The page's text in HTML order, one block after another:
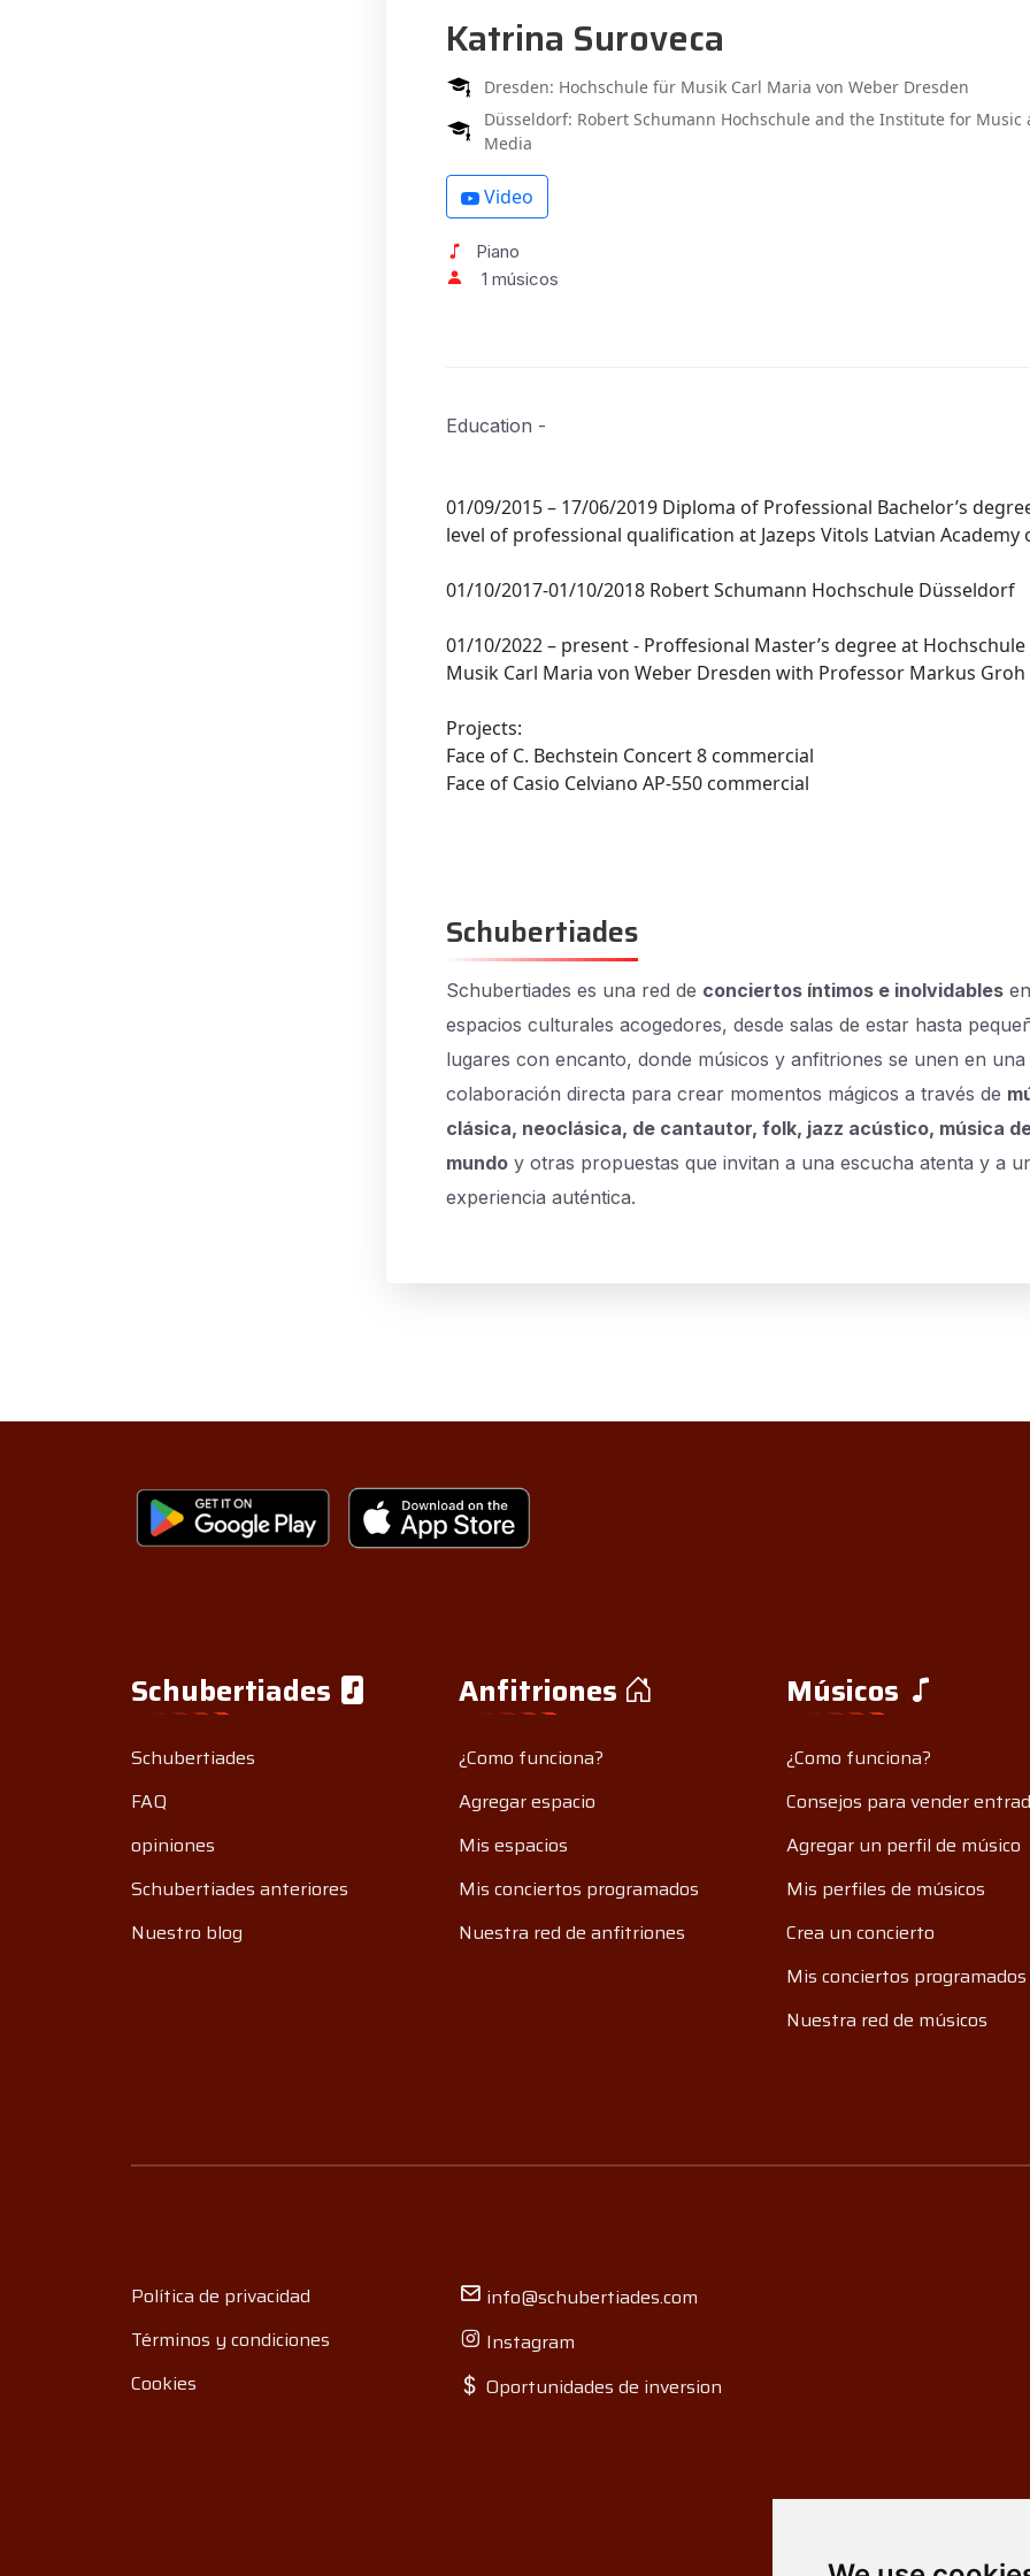
Katrina Suroveca
Dresden: Hochschule für Musik Carl Maria von Weber Dresden
Düsseldorf: Robert Schumann Hochschule and the Institute for Music
Media
Video
Piano
1 músicos
Education -
01/09/2015 – 17/06/2019 Diploma of Professional Bachelor’s
level of professional qualification at Jazeps Vitols Latvian Academy
01/10/2017-01/10/2018 Robert Schumann Hochschule Düsseldorf
01/10/2022 – present - Proffesional Master’s degree at
Musik Carl Maria von Weber Dresden with Professor Markus Groh
Projects:
Face of C. Bechstein Concert 8 commercial
Face of Casio Celviano AP-550 commercial
Schubertiades
Schubertiades es una red de conciertos íntimos e inolvidables en
espacios culturales acogedores, desde salas de estar hasta
lugares con encanto, donde músicos y anfitriones se unen en una
colaboración directa para crear momentos mágicos a través de
clásica, neoclásica, de cantautor, folk, jazz acústico, música
mundo y otras propuestas que invitan a una escucha atenta y a
experiencia auténtica.
Schubertiades
Schubertiades
FAQ
opiniones
Schubertiades anteriores
Nuestro blog
Anfitriones
¿Como funciona?
Agregar espacio
Mis espacios
Mis conciertos programados
Nuestra red de anfitriones
Músicos
¿Como funciona?
Consejos para vender
Agregar un perfil de músico
Mis perfiles de músicos
Crea un concierto
Mis conciertos programados
Nuestra red de músicos
Política de privacidad
Términos y condiciones
Cookies
info@schubertiades.com
Instagram
Oportunidades de inversion